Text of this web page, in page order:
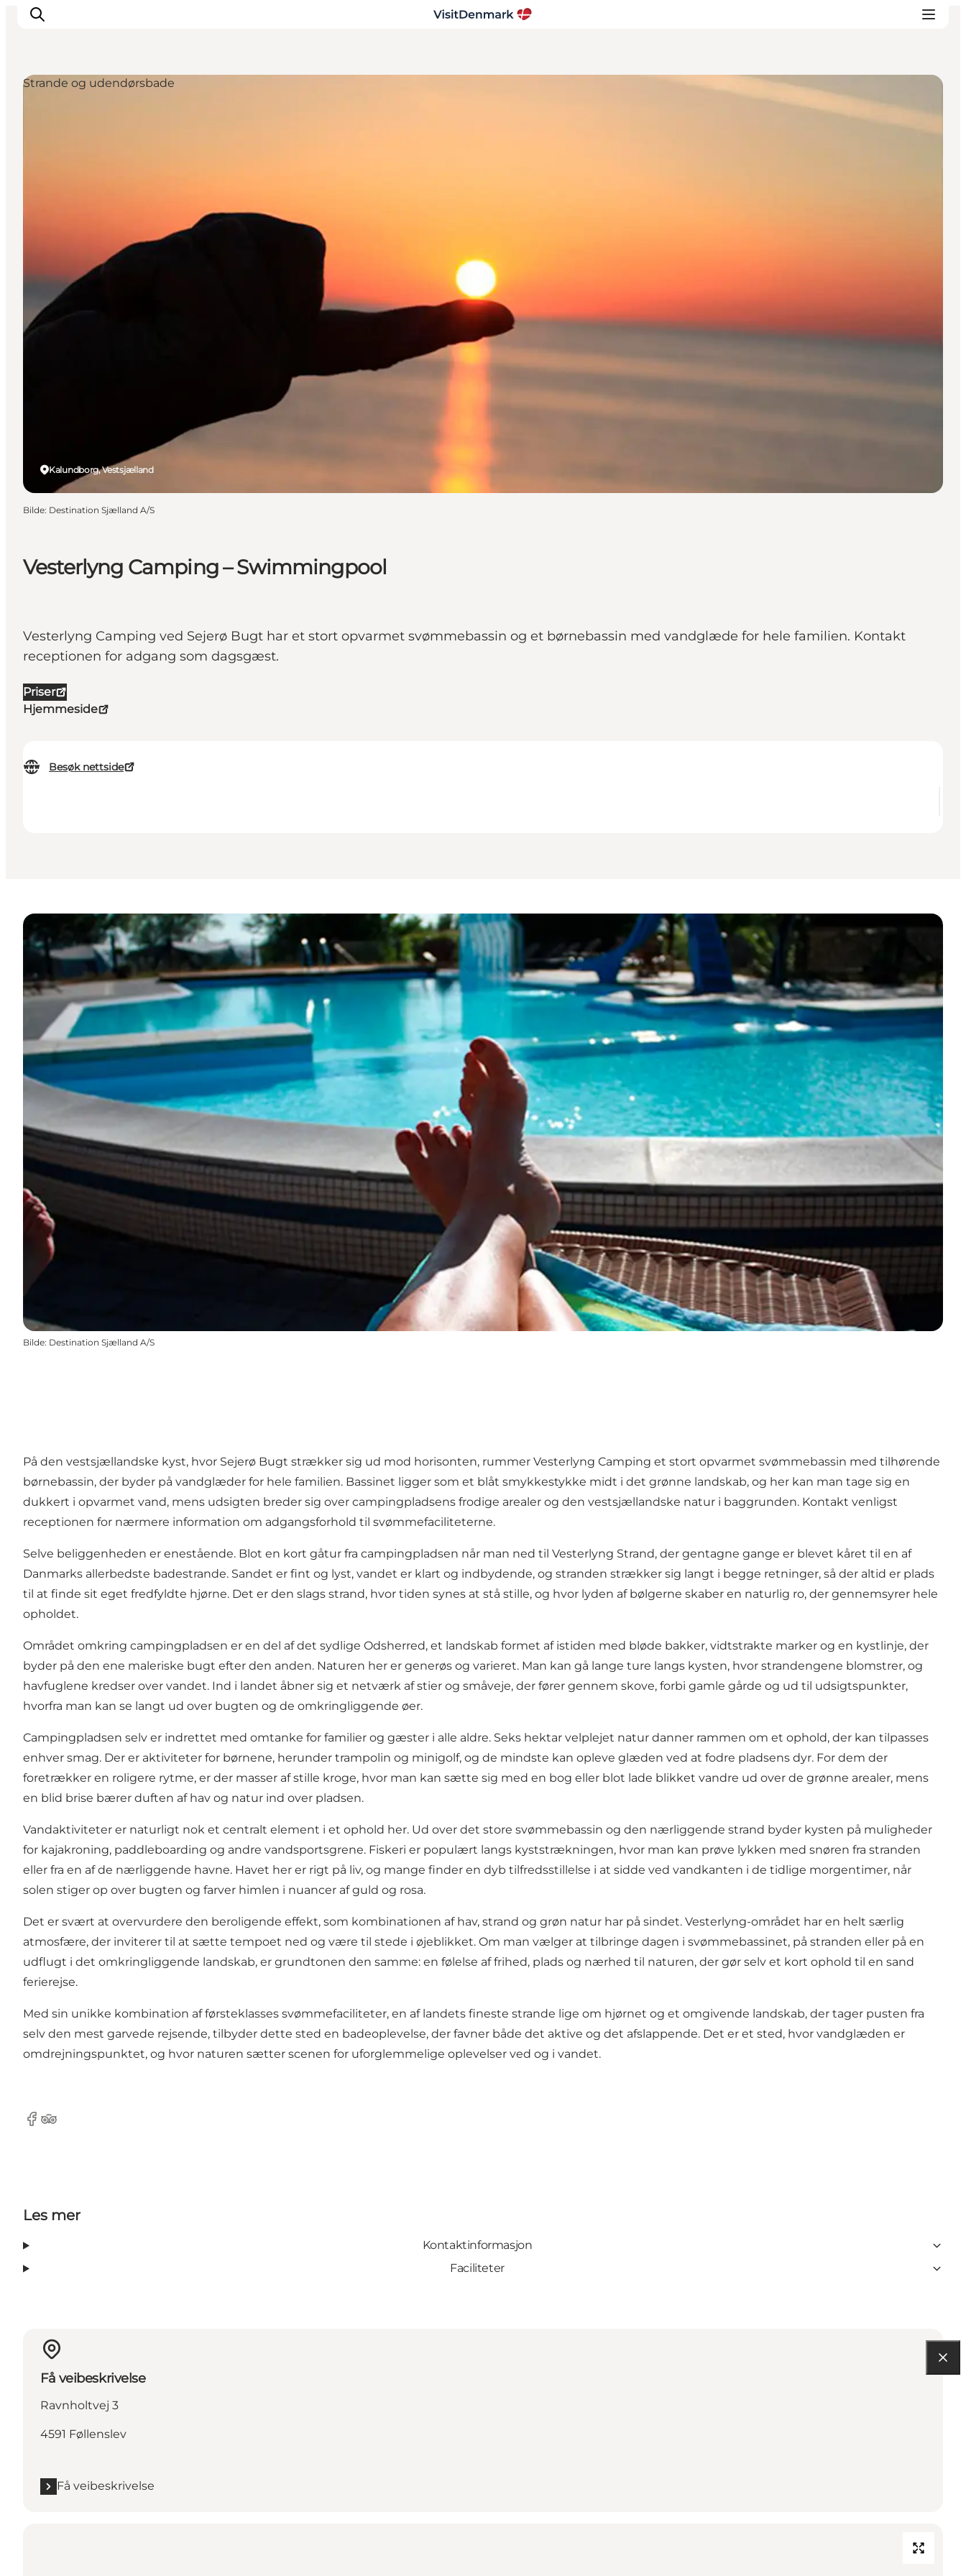
Vesterlyng Camping – Swimmingpool
Vesterlyng Camping ved Sejerø Bugt har et stort opvarmet svømmebassin og et børnebassin med vandglæde for hele familien. Kontakt
receptionen for adgang som dagsgæst.
Priser
Hjemmeside
Besøk nettside
Kalundborg, Vestsjælland
Strande og udendørsbade
Bilde: Destination Sjælland A/S
Bilde: Destination Sjælland A/S
På den vestsjællandske kyst, hvor Sejerø Bugt strækker sig ud mod horisonten, rummer Vesterlyng Camping et stort opvarmet svømmebassin med tilhørende
børnebassin, der byder på vandglæder for hele familien. Bassinet ligger som et blåt smykkestykke midt i det grønne landskab, og her kan man tage sig en
dukkert i opvarmet vand, mens udsigten breder sig over campingpladsens frodige arealer og den vestsjællandske natur i baggrunden. Kontakt venligst
receptionen for nærmere information om adgangsforhold til svømmefaciliteterne.
Selve beliggenheden er enestående. Blot en kort gåtur fra campingpladsen når man ned til Vesterlyng Strand, der gentagne gange er blevet kåret til en af
Danmarks allerbedste badestrande. Sandet er fint og lyst, vandet er klart og indbydende, og stranden strækker sig langt i begge retninger, så der altid er plads
til at finde sit eget fredfyldte hjørne. Det er den slags strand, hvor tiden synes at stå stille, og hvor lyden af bølgerne skaber en naturlig ro, der gennemsyrer hele
opholdet.
Området omkring campingpladsen er en del af det sydlige Odsherred, et landskab formet af istiden med bløde bakker, vidtstrakte marker og en kystlinje, der
byder på den ene maleriske bugt efter den anden. Naturen her er generøs og varieret. Man kan gå lange ture langs kysten, hvor strandengene blomstrer, og
havfuglene kredser over vandet. Ind i landet åbner sig et netværk af stier og småveje, der fører gennem skove, forbi gamle gårde og ud til udsigtspunkter,
hvorfra man kan se langt ud over bugten og de omkringliggende øer.
Campingpladsen selv er indrettet med omtanke for familier og gæster i alle aldre. Seks hektar velplejet natur danner rammen om et ophold, der kan tilpasses
enhver smag. Der er aktiviteter for børnene, herunder trampolin og minigolf, og de mindste kan opleve glæden ved at fodre pladsens dyr. For dem der
foretrækker en roligere rytme, er der masser af stille kroge, hvor man kan sætte sig med en bog eller blot lade blikket vandre ud over de grønne arealer, mens
en blid brise bærer duften af hav og natur ind over pladsen.
Vandaktiviteter er naturligt nok et centralt element i et ophold her. Ud over det store svømmebassin og den nærliggende strand byder kysten på muligheder
for kajakroning, paddleboarding og andre vandsportsgrene. Fiskeri er populært langs kyststrækningen, hvor man kan prøve lykken med snøren fra stranden
eller fra en af de nærliggende havne. Havet her er rigt på liv, og mange finder en dyb tilfredsstillelse i at sidde ved vandkanten i de tidlige morgentimer, når
solen stiger op over bugten og farver himlen i nuancer af guld og rosa.
Det er svært at overvurdere den beroligende effekt, som kombinationen af hav, strand og grøn natur har på sindet. Vesterlyng-området har en helt særlig
atmosfære, der inviterer til at sætte tempoet ned og være til stede i øjeblikket. Om man vælger at tilbringe dagen i svømmebassinet, på stranden eller på en
udflugt i det omkringliggende landskab, er grundtonen den samme: en følelse af frihed, plads og nærhed til naturen, der gør selv et kort ophold til en sand
ferierejse.
Med sin unikke kombination af førsteklasses svømmefaciliteter, en af landets fineste strande lige om hjørnet og et omgivende landskab, der tager pusten fra
selv den mest garvede rejsende, tilbyder dette sted en badeoplevelse, der favner både det aktive og det afslappende. Det er et sted, hvor vandglæden er
omdrejningspunktet, og hvor naturen sætter scenen for uforglemmelige oplevelser ved og i vandet.
Facebook
TripAdvisor
Les mer
Kontaktinformasjon
Faciliteter
Få veibeskrivelse
Ravnholtvej 3
4591 Føllenslev
Få veibeskrivelse